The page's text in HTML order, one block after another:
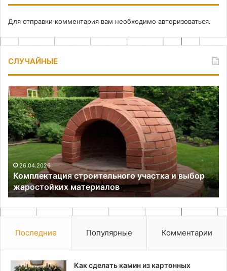
Для отправки комментария вам необходимо авторизоваться.
СЛУЧАЙНЫЕ
Комплектация
строительного
участка
и
выбор
жаростойких
материалов
26.04.2026
Комплектация строительного участка и выбор
жаростойких материалов
Последние Популярные Комментарии
Как сделать камин из картонных